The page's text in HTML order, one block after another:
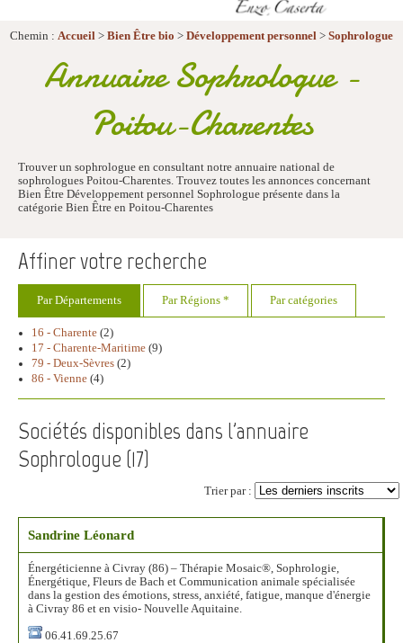
Chemin : Accueil > Bien Être bio > Développement personnel > Sophrologue
Annuaire Sophrologue -
Poitou-Charentes
Trouver un sophrologue en consultant notre annuaire national de
sophrologues Poitou-Charentes. Trouvez toutes les annonces concernant
Bien Être Développement personnel Sophrologue présente dans la
catégorie Bien Être en Poitou-Charentes
Affiner votre recherche
Par Départements Par Régions * Par catégories
16 - Charente (2)
17 - Charente-Maritime (9)
79 - Deux-Sèvres (2)
86 - Vienne (4)
Sociétés disponibles dans l'annuaire
Sophrologue (17)
Trier par :
Sandrine Léonard
Énergéticienne à Civray (86) – Thérapie Mosaic®, Sophrologie,
Énergétique, Fleurs de Bach et Communication animale spécialisée
dans la gestion des émotions, stress, anxiété, fatigue, manque d'énergie
à Civray 86 et en visio- Nouvelle Aquitaine.
06.41.69.25.67